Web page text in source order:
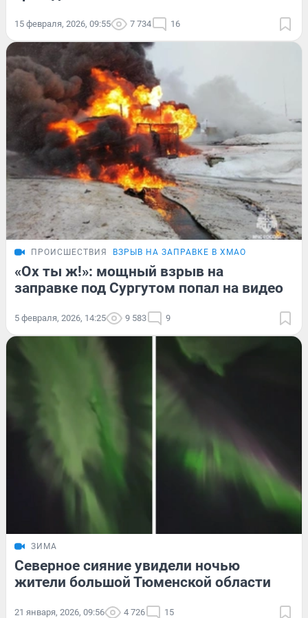
15 февраля, 2026, 09:55 7 734 16
ПРОИСШЕСТВИЯ ВЗРЫВ НА ЗАПРАВКЕ В ХМАО
«Ох ты ж!»: мощный взрыв на
заправке под Сургутом попал на видео
5 февраля, 2026, 14:25 9 583 9
ЗИМА
Северное сияние увидели ночью
жители большой Тюменской области
21 января, 2026, 09:56 4 726 15